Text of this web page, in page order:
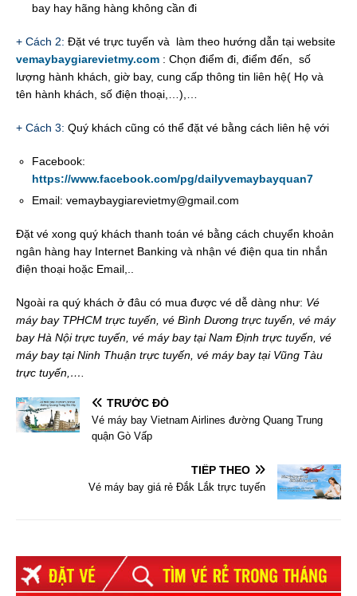
bay hay hãng hàng không cần đi
+ Cách 2: Đặt vé trực tuyến và làm theo hướng dẫn tại website
vemaybaygiarevietmy.com : Chọn điểm đi, điểm đến, số
lượng hành khách, giờ bay, cung cấp thông tin liên hệ( Họ và
tên hành khách, số điện thoại,…),…
+ Cách 3: Quý khách cũng có thể đặt vé bằng cách liên hệ với
Facebook:
https://www.facebook.com/pg/dailyvemaybayquan7
Email: vemaybaygiarevietmy@gmail.com
Đặt vé xong quý khách thanh toán vé bằng cách chuyển khoản
ngân hàng hay Internet Banking và nhận vé điện qua tin nhắn
điện thoại hoặc Email,..
Ngoài ra quý khách ở đâu có mua được vé dễ dàng như: Vé
máy bay TPHCM trực tuyến, vé Bình Dương trực tuyến, vé máy
bay Hà Nội trực tuyến, vé máy bay tại Nam Định trực tuyến, vé
máy bay tại Ninh Thuận trực tuyến, vé máy bay tại Vũng Tàu
trực tuyến,….
TRƯỚC ĐÓ
Vé máy bay Vietnam Airlines đường Quang Trung
quận Gò Vấp
TIẾP THEO
Vé máy bay giá rẻ Đắk Lắk trực tuyến